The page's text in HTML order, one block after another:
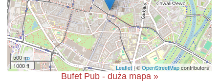
500 m
1000 ft
Leaflet| ©OpenStreetMapcontributors
Bufet Pub - duża mapa »